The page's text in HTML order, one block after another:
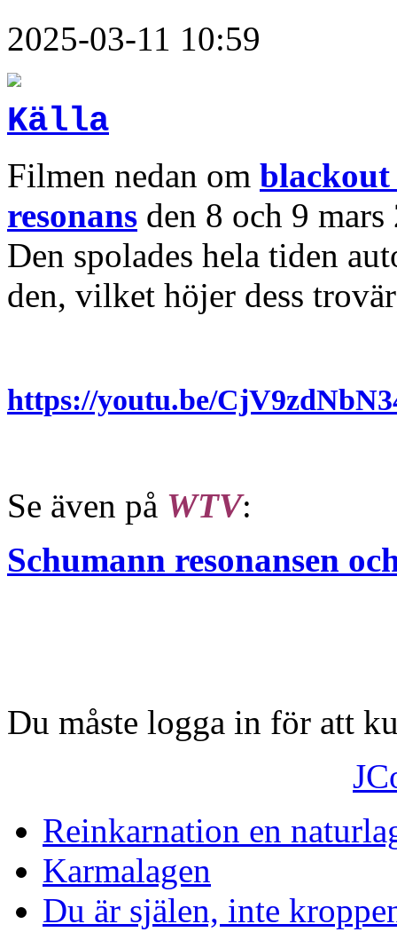
2025-03-11 10:59
Källa
Filmen nedan om
resonans den 8 och 9
Den spolades hela tiden
den, vilket höjer dess
https://youtu.be/
Se även på WTV:
Schumann resonansen
Du måste logga in för att
Reinkarnation en
Karmalagen
Du är själen, inte